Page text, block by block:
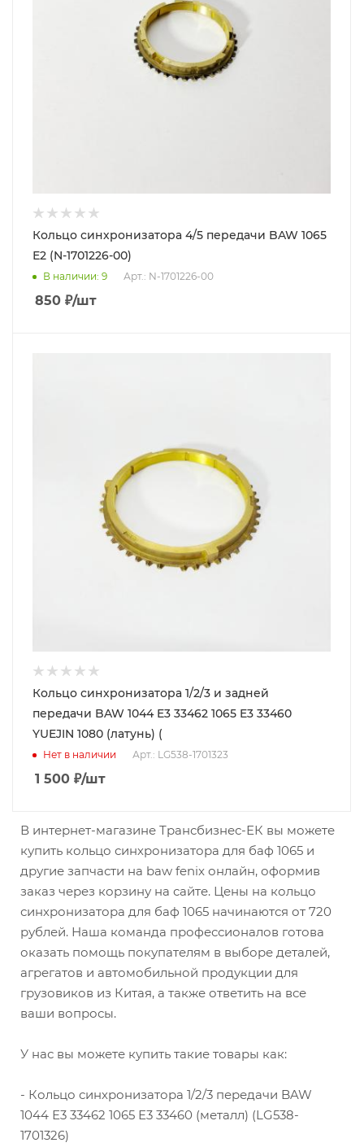
Кольцо синхронизатора 4/5 передачи BAW 1065
Е2 (N-1701226-00)
В наличии: 9 Арт.: N-1701226-00
850 ₽/шт
Кольцо синхронизатора 1/2/3 и задней
передачи BAW 1044 E3 33462 1065 E3 33460
YUEJIN 1080 (латунь) (
Нет в наличии Арт.: LG538-1701323
1 500 ₽/шт
В интернет-магазине Трансбизнес-ЕК вы можете
купить кольцо синхронизатора для баф 1065 и
другие запчасти на baw fenix онлайн, оформив
заказ через корзину на сайте. Цены на кольцо
синхронизатора для баф 1065 начинаются от 720
рублей. Наша команда профессионалов готова
оказать помощь покупателям в выборе деталей,
агрегатов и автомобильной продукции для
грузовиков из Китая, а также ответить на все
ваши вопросы.
У нас вы можете купить такие товары как:
- Кольцо синхронизатора 1/2/3 передачи BAW
1044 Е3 33462 1065 Е3 33460 (металл) (LG538-
1701326)